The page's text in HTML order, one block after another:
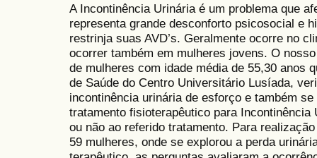
A Incontinência Urinária é um problema que
representa grande desconforto psicosocial e
restrinja suas AVD’s. Geralmente ocorre no
ocorrer também em mulheres jovens. O
de mulheres com idade média de 55,30 anos
de Saúde do Centro Universitário Lusíada,
incontinência urinária de esforço e também
tratamento fisioterapêutico para
ou não ao referido tratamento. Para
59 mulheres, onde se explorou a perda